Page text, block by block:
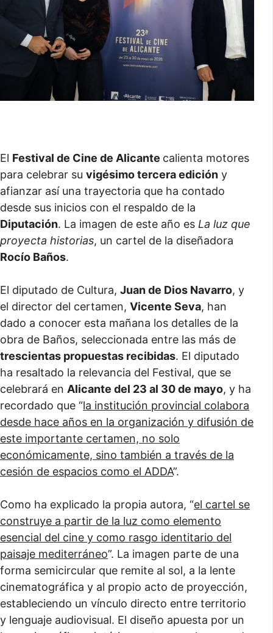
El Festival de Cine de Alicante calienta motores
para celebrar su vigésimo tercera edición y
afianzar así una trayectoria que ha contado
desde sus inicios con el respaldo de la
Diputación. La imagen de este año es La luz que
proyecta historias, un cartel de la diseñadora
Rocío Baños.
El diputado de Cultura, Juan de Dios Navarro, y
el director del certamen, Vicente Seva, han
dado a conocer esta mañana los detalles de la
obra de Baños, seleccionada entre las más de
trescientas propuestas recibidas. El diputado
ha resaltado la relevancia del Festival, que se
celebrará en Alicante del 23 al 30 de mayo, y ha
recordado que “la institución provincial colabora
desde hace años en la organización y difusión de
este importante certamen, no solo
económicamente, sino también a través de la
cesión de espacios como el ADDA”.
Como ha explicado la propia autora, “el cartel se
construye a partir de la luz como elemento
esencial del cine y como rasgo identitario del
paisaje mediterráneo”. La imagen parte de una
forma semicircular que remite al sol, a la lente
cinematográfica y al propio acto de proyección,
estableciendo un vínculo directo entre territorio
y lenguaje audiovisual. El diseño apuesta por un